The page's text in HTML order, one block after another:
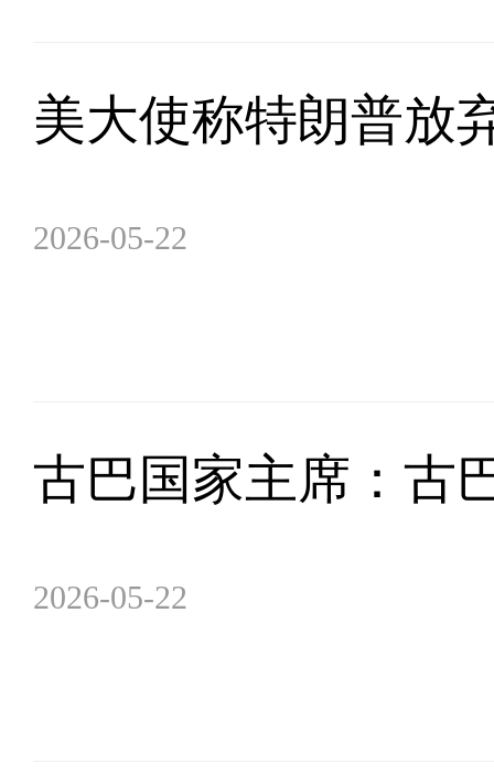
美大使称特朗普放
2026-05-22
古巴国家主席：古
2026-05-22